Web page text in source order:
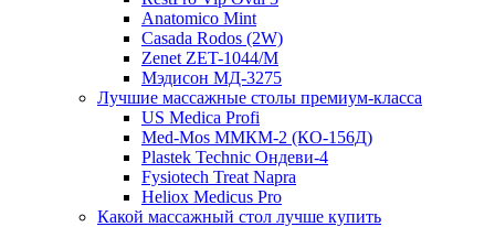
Anatomico Mint
Casada Rodos (2W)
Zenet ZET-1044/M
Мэдисон МД-3275
Лучшие массажные столы премиум-класса
US Medica Profi
Med-Mos ММКМ-2 (КО-156Д)
Plastek Technic Ондеви-4
Fysiotech Treat Napra
Heliox Medicus Pro
Какой массажный стол лучше купить